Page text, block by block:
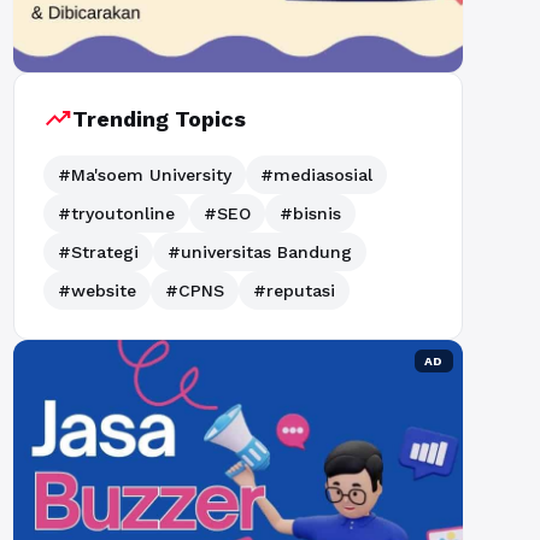
trending_upTrending Topics
#Ma'soem University
#mediasosial
#tryoutonline
#SEO
#bisnis
#Strategi
#universitas Bandung
#website
#CPNS #reputasi
AD